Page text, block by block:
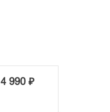
4 990 ₽